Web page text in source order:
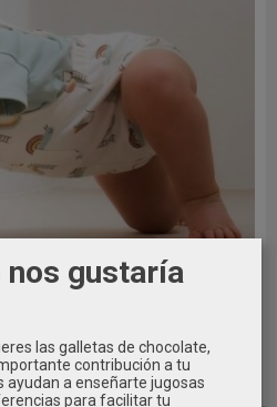
12 MESES / 80CM
nos gustaría
las galletas de chocolate,
contribución a tu
ayudan a enseñarte jugosas
para facilitar tu